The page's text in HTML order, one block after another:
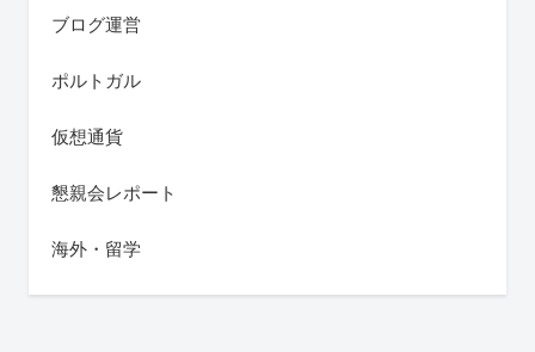
ブログ運営
ポルトガル
仮想通貨
懇親会レポート
海外・留学